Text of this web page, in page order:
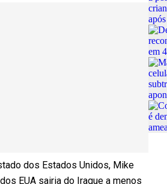
dos Estados Unidos, Mike
EUA sairia do Iraque a menos